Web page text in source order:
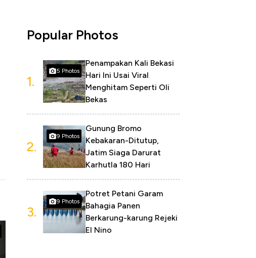
Popular Photos
1.
5 Photos
Penampakan Kali Bekasi
Hari Ini Usai Viral
Menghitam Seperti Oli
Bekas
2.
9 Photos
Gunung Bromo
Kebakaran-Ditutup,
Jatim Siaga Darurat
Karhutla 180 Hari
3.
9 Photos
Potret Petani Garam
Bahagia Panen
Berkarung-karung Rejeki
El Nino